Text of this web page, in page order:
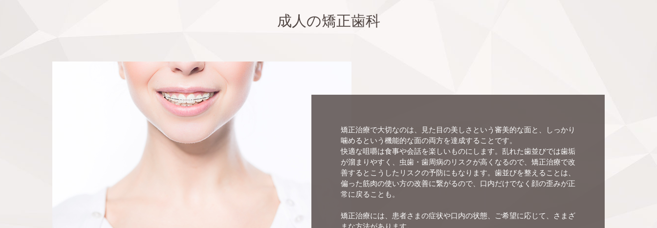
成人の矯正歯科
矯正治療で大切なのは、見た目の美しさという審美的な面と、しっかり
噛めるという機能的な面の両方を達成することです。
快適な咀嚼は食事や会話を楽しいものにします。乱れた歯並びでは歯垢
が溜まりやすく、虫歯・歯周病のリスクが高くなるので、矯正治療で改
善するとこうしたリスクの予防にもなります。歯並びを整えることは、
偏った筋肉の使い方の改善に繋がるので、口内だけでなく顔の歪みが正
常に戻ることも。
矯正治療には、患者さまの症状や口内の状態、ご希望に応じて、さまざ
まな方法があります。